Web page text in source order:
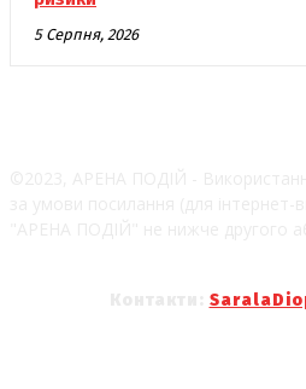
5 Серпня, 2026